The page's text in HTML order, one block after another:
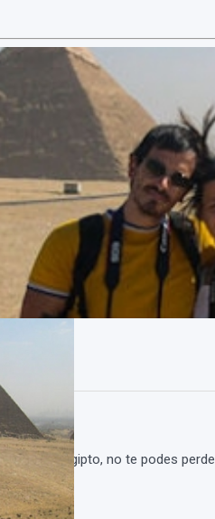
viaje a Egipto, no te podes